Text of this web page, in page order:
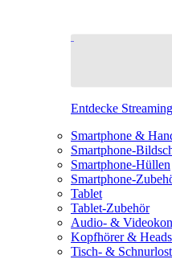
Entdecke
Smartphone &
Smartphone-
Smartphone-Hüllen
Smartphone-
Tablet
Tablet-Zubehör
Audio- &
Kopfhörer &
Tisch- &